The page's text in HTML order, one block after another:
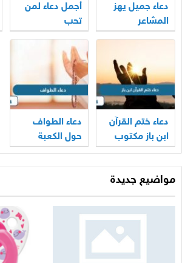
دعاء جميل يهز
المشاعر
أجمل دعاء لمن
تحب
دعاء ختم القرآن
ابن باز مكتوب
دعاء الطواف
حول الكعبة
مواضيع جديدة